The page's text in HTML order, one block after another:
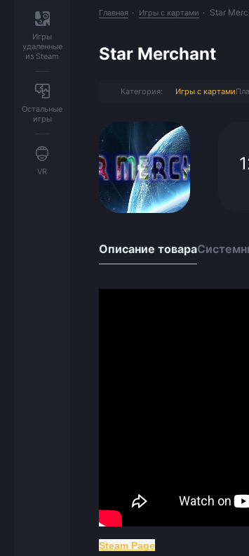
Игры
удаленные
из Steam
Остальные
игры
VR
Главная Игры с картами Star
Star Merchant
Категория: Игры с картами
Описание товара
Steam Page